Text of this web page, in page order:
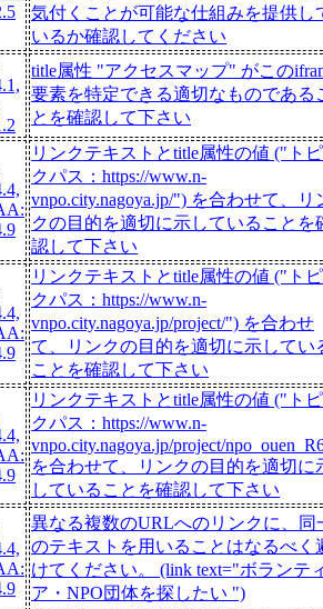
気付くことが可能な仕組みを提供し
いるか確認してください
title属性 "アクセスマップ" がこの
要素を特定できる適切なものである
とを確認して下さい
リンクテキストとtitle属性の値 ("ト
クパス：https://www.n-
vnpo.city.nagoya.jp/") を合わせて、リ
クの目的を適切に示していることを
認して下さい
リンクテキストとtitle属性の値 ("ト
クパス：https://www.n-
vnpo.city.nagoya.jp/project/") を合わせ
て、リンクの目的を適切に示してい
ことを確認して下さい
リンクテキストとtitle属性の値 ("ト
クパス：https://www.n-
vnpo.city.nagoya.jp/project/
を合わせて、リンクの目的を適切に
していることを確認して下さい
異なる複数のURLへのリンクに、同
のテキストを用いることはなるべく
けてください。 (link text="ボランテ
ア・NPO団体を探したい ")